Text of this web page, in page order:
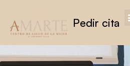
Pedir cita